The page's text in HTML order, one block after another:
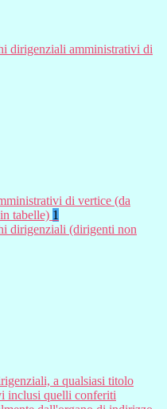
dirigenziali amministrativi di
di vertice (da
tabelle) 1
dirigenziali (dirigenti non
a qualsiasi titolo
inclusi quelli conferiti